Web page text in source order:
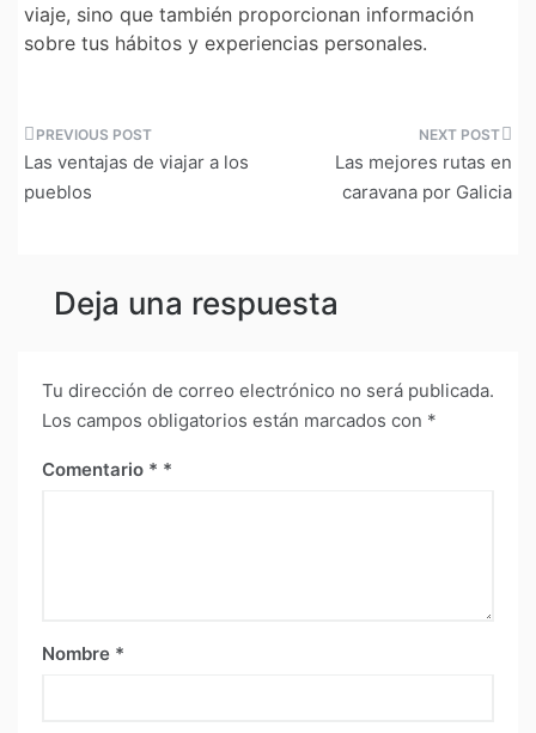
viaje, sino que también proporcionan información
sobre tus hábitos y experiencias personales.
Navegación
de
Las ventajas de viajar a los
pueblos
Las mejores rutas en
caravana por Galicia
Deja una respuesta
Tu dirección de correo electrónico no será publicada.
Los campos obligatorios están marcados con *
Comentario *
Nombre *